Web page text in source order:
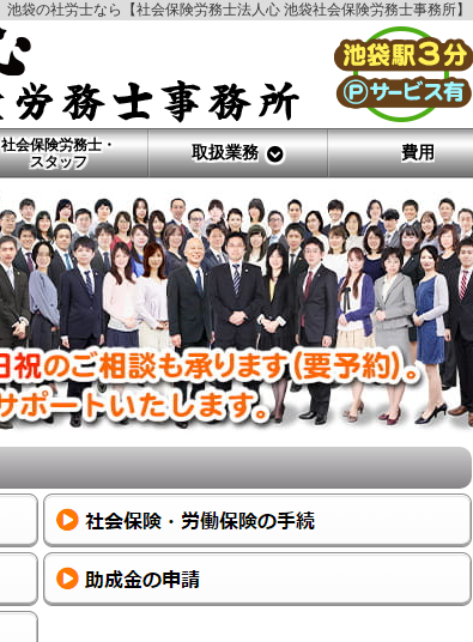
池袋の社労士なら【社会保険労務士法人心 池袋社会保険労務士事務所】
社会保険労務士・
スタッフ
取扱業務 費用